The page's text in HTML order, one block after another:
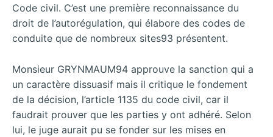
Code civil. C’est une première reconnaissance du
droit de l’autorégulation, qui élabore des codes de
conduite que de nombreux sites93 présentent.
Monsieur GRYNMAUM94 approuve la sanction qui a
un caractère dissuasif mais il critique le fondement
de la décision, l’article 1135 du code civil, car il
faudrait prouver que les parties y ont adhéré. Selon
lui, le juge aurait pu se fonder sur les mises en